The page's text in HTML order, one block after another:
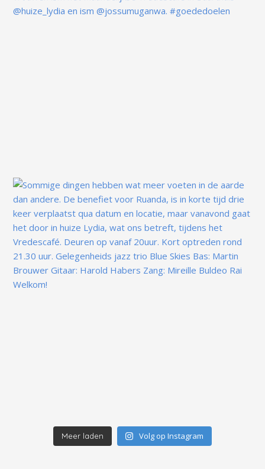
Meer laden Volg op Instagram